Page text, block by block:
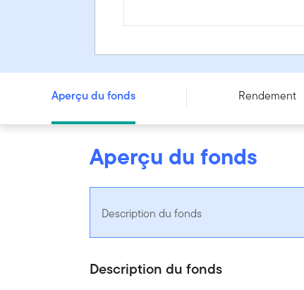
Portefeuille de croissance Franklin Quotentiel - Series
Aperçu du fonds Rendement
Aperçu du fonds
Description du fonds
Description du fonds